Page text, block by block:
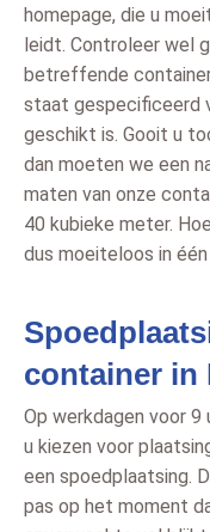
homepage, die u
leidt. Controleer wel
betreffende
staat gespecificeerd
geschikt is. Gooit u
dan moeten we een
maten van onze
40 kubieke meter.
dus moeiteloos in
container in
Op werkdagen voor
u kiezen voor
een spoedplaatsing.
pas op het moment